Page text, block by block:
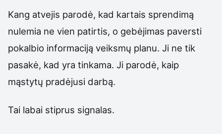
Kang atvejis parodė, kad kartais sprendimą
nulemia ne vien patirtis, o gebėjimas paversti
pokalbio informaciją veiksmų planu. Ji ne tik
pasakė, kad yra tinkama. Ji parodė, kaip
mąstytų pradėjusi darbą.
Tai labai stiprus signalas.